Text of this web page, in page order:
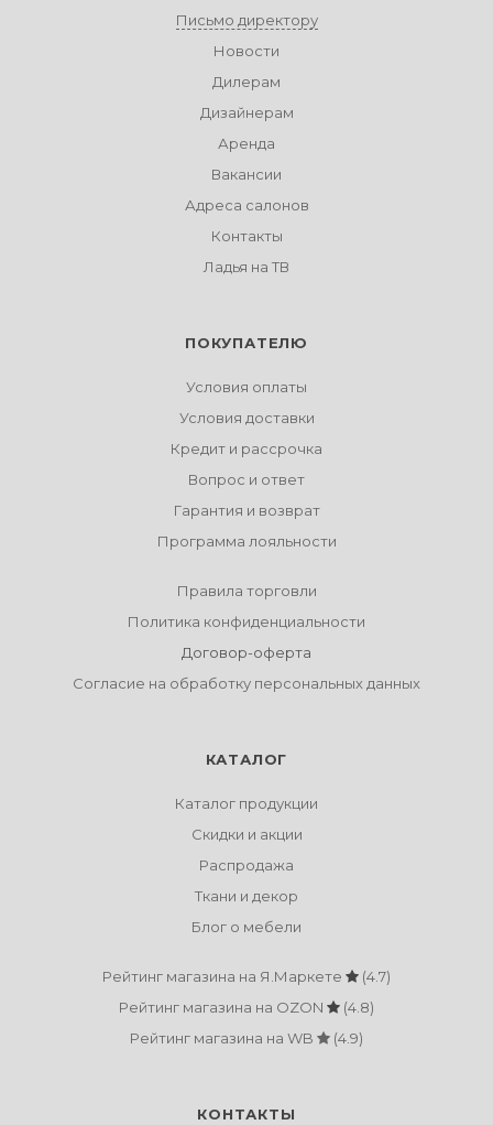
Письмо директору
Новости
Дилерам
Дизайнерам
Аренда
Вакансии
Адреса салонов
Контакты
Ладья на ТВ
ПОКУПАТЕЛЮ
Условия оплаты
Условия доставки
Кредит и рассрочка
Вопрос и ответ
Гарантия и возврат
Программа лояльности
Правила торговли
Политика конфиденциальности
Договор-оферта
Согласие на обработку персональных данных
КАТАЛОГ
Каталог продукции
Скидки и акции
Распродажа
Ткани и декор
Блог о мебели
Рейтинг магазина на Я.Маркете
(4.7)
Рейтинг магазина на OZON
(4.8)
Рейтинг магазина на WB
(4.9)
КОНТАКТЫ